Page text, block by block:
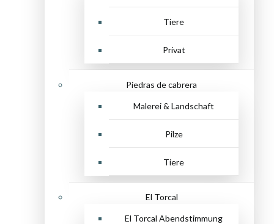
Tiere
Privat
Piedras de cabrera
Malerei & Landschaft
Pilze
Tiere
El Torcal
El Torcal Abendstimmung